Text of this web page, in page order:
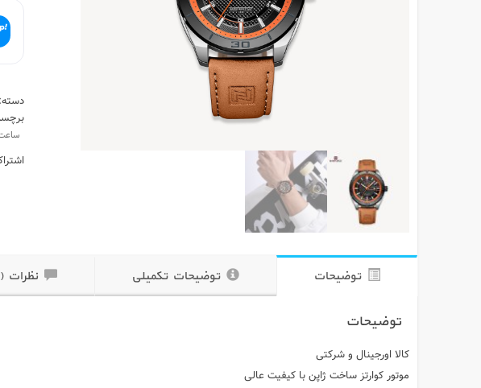
دسته:
توضیحات توضیحات تکمیلی نظرات (0)
توضیحات
کالا اورجینال و شرکتی
موتور کوارتز ساخت ژاپن با کیفیت عالی